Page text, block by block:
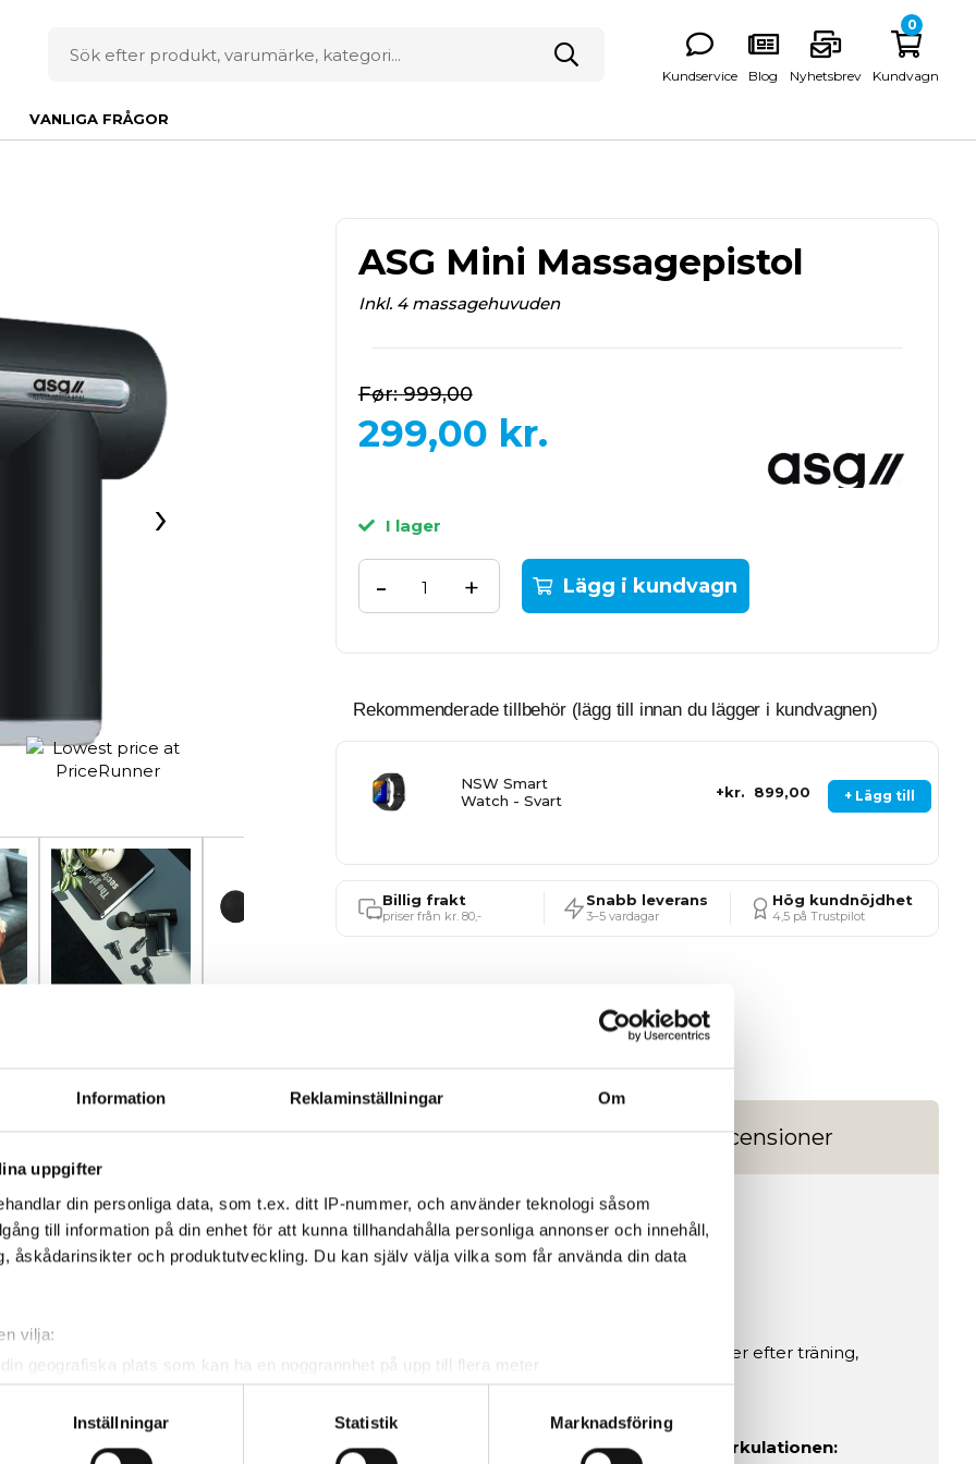
Information Reklaminställningar Om
uppgifter
din personliga data, som t.ex. ditt IP-nummer, och använder teknologi såsom
till information på din enhet för att kunna tillhandahålla personliga annonser och innehåll,
åskådarinsikter och produktutveckling. Du kan själv välja vilka som får använda din data
vilja:
geografiska plats som kan ha en noggrannhet på upp till flera meter
att aktivt skanna den för specifika kännetecken (fingeravtryck)
uppgifter behandlas och ställ in dina preferenser i
detaljsektionen. Du kan ändra
som helst från cookie-förklaringen.
Inställningar Statistik Marknadsföring
Kundservice Blog Nyhetsbrev Kundvagn
0
VANLIGA FRÅGOR
›
ASG Mini Massagepistol
Inkl. 4 massagehuvuden
999,00
299,00 kr.
I lager
+
- Lägg i kundvagn
Rekommenderade tillbehör (lägg till innan du lägger i kundvagnen)
+ Lägg till
NSW Smart
Watch - Svart
kr. 899,00
Billig frakt
priser från kr. 80,-
Snabb leverans
3–5 vardagar
Hög kundnöjdhet
4,5 på Trustpilot
Guider/Vägledningar Recensioner
ASG massagepistolen är din räddning för att värma upp musklerna före eller efter träning,
lösningen för att lossa spända muskler och minska stress. 🔄
Stimulerar blodcirkulationen: